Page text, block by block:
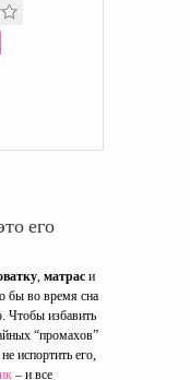
его
, матрас и
бы во время сна
Чтобы избавить
“промахов”
испортить его,
– и все